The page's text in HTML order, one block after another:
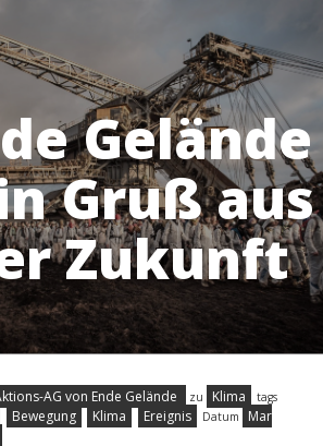
Gelände
Gruß aus
Zukunft
AG von Ende Gelände zu Klima tags
Bewegung Klima Ereignis Datum
Mar